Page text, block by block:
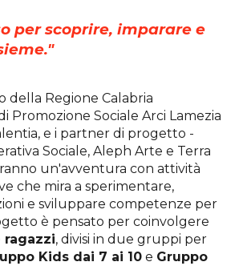
per scoprire, imparare e
della Regione Calabria
Promozione Sociale Arci Lamezia
e i partner di progetto -
Sociale, Aleph Arte e Terra
un'avventura con attività
che mira a sperimentare,
e sviluppare competenze per
è pensato per coinvolgere
ragazzi, divisi in due gruppi per
Kids dai 7 ai 10 e Gruppo